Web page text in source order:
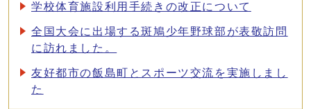
学校体育施設利用手続きの改正について
全国大会に出場する斑鳩少年野球部が表敬訪問
に訪れました。
友好都市の飯島町とスポーツ交流を実施しまし
た